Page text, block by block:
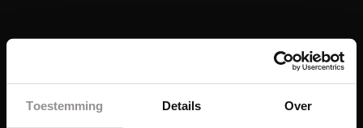
Toestemming Details Over